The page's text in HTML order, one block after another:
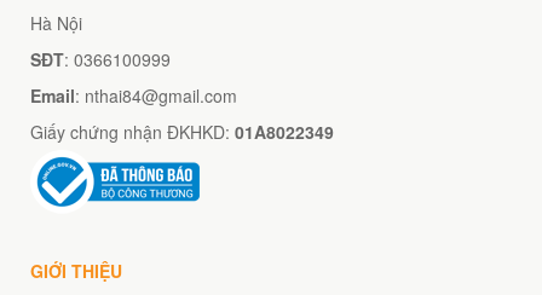
Hà Nội
SĐT: 0366100999
Email: nthai84@gmail.com
Giấy chứng nhận ĐKHKD: 01A8022349
GIỚI THIỆU